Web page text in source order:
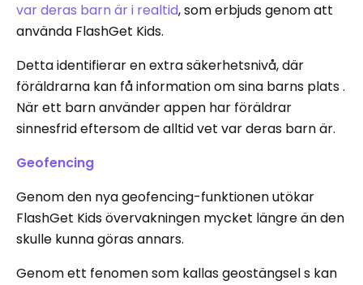
var deras barn är i realtid, som erbjuds genom att
använda FlashGet Kids.
Detta identifierar en extra säkerhetsnivå, där
föräldrarna kan få information om sina barns plats .
När ett barn använder appen har föräldrar
sinnesfrid eftersom de alltid vet var deras barn är.
Geofencing
Genom den nya geofencing-funktionen utökar
FlashGet Kids övervakningen mycket längre än den
skulle kunna göras annars.
Genom ett fenomen som kallas geostängsel s kan